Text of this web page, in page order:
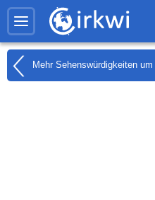
Mehr Sehenswürdigkeiten um